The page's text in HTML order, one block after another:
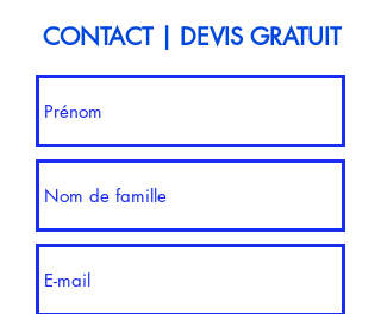
CONTACT | DEVIS GRATUIT